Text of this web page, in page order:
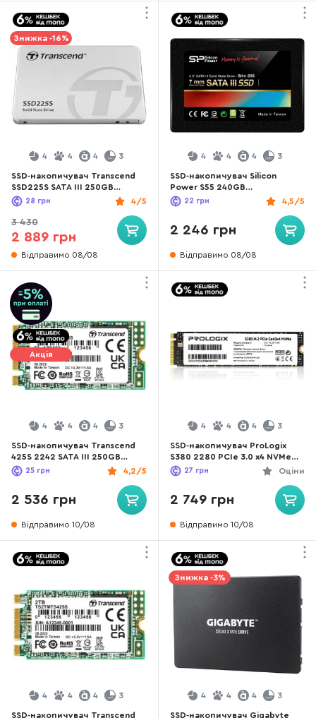
Знижка -16%
4 4 4 3
SSD-накопичувач Transcend
SSD225S SATA III 250GB
(TS250GSSD225S)
4/5
28 грн
3 430
2 889 грн
Відправимо 08/08
4 4 4 3
SSD-накопичувач Silicon
Power S55 240GB
(SP240GBSS3S55S25)
4,5/5
22 грн
2 246 грн
Відправимо 08/08
Акція
4 4 4 3
SSD-накопичувач Transcend
425S 2242 SATA III 250GB
(TS250GMTS425S)
4,2/5
25 грн
2 536 грн
Відправимо 10/08
4 4 4 3
SSD-накопичувач ProLogix
S380 2280 PCIe 3.0 x4 NVMe
256GB (PRO256GS380)
Оціни
27 грн
2 749 грн
Відправимо 10/08
4 4 4 3
SSD-накопичувач Transcend
Знижка -3%
4 4 4 3
SSD-накопичувач Gigabyte